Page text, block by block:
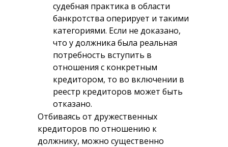
судебная практика в области
банкротства оперирует и такими
категориями. Если не доказано,
что у должника была реальная
потребность вступить в
отношения с конкретным
кредитором, то во включении в
реестр кредиторов может быть
отказано.
Отбиваясь от дружественных
кредиторов по отношению к
должнику, можно существенно